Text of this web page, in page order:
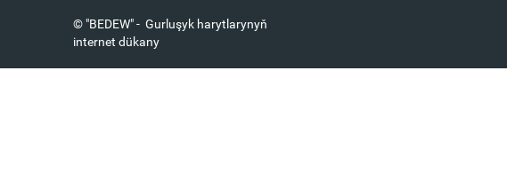
© "BEDEW" - Gurluşyk harytlarynyň
internet dükany